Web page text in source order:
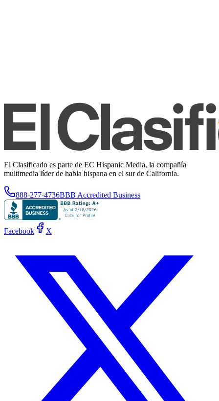
El Clasificado es parte de EC Hispanic Media, la compañía
multimedia líder de habla hispana en el sur de California.
888-277-4736BBB Accredited Business
Facebook X